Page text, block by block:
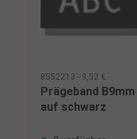
8552213 - 9,52 €
Prägeband
auf schwarz